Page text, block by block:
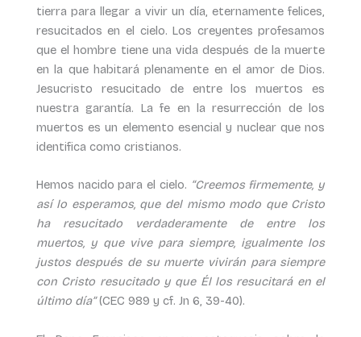
tierra para llegar a vivir un día, eternamente felices,
resucitados en el cielo. Los creyentes profesamos
que el hombre tiene una vida después de la muerte
en la que habitará plenamente en el amor de Dios.
Jesucristo resucitado de entre los muertos es
nuestra garantía. La fe en la resurrección de los
muertos es un elemento esencial y nuclear que nos
identifica como cristianos.
Hemos nacido para el cielo. “Creemos firmemente, y
así lo esperamos, que del mismo modo que Cristo
ha resucitado verdaderamente de entre los
muertos, y que vive para siempre, igualmente los
justos después de su muerte vivirán para siempre
con Cristo resucitado y que Él los resucitará en el
último día”(CEC 989 y cf. Jn 6, 39-40).